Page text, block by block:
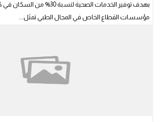
بهدف توفير الخدمات الصحية لنسبة 30%
مؤسسات القطاع الخاص في المجال الطبي تمثل...